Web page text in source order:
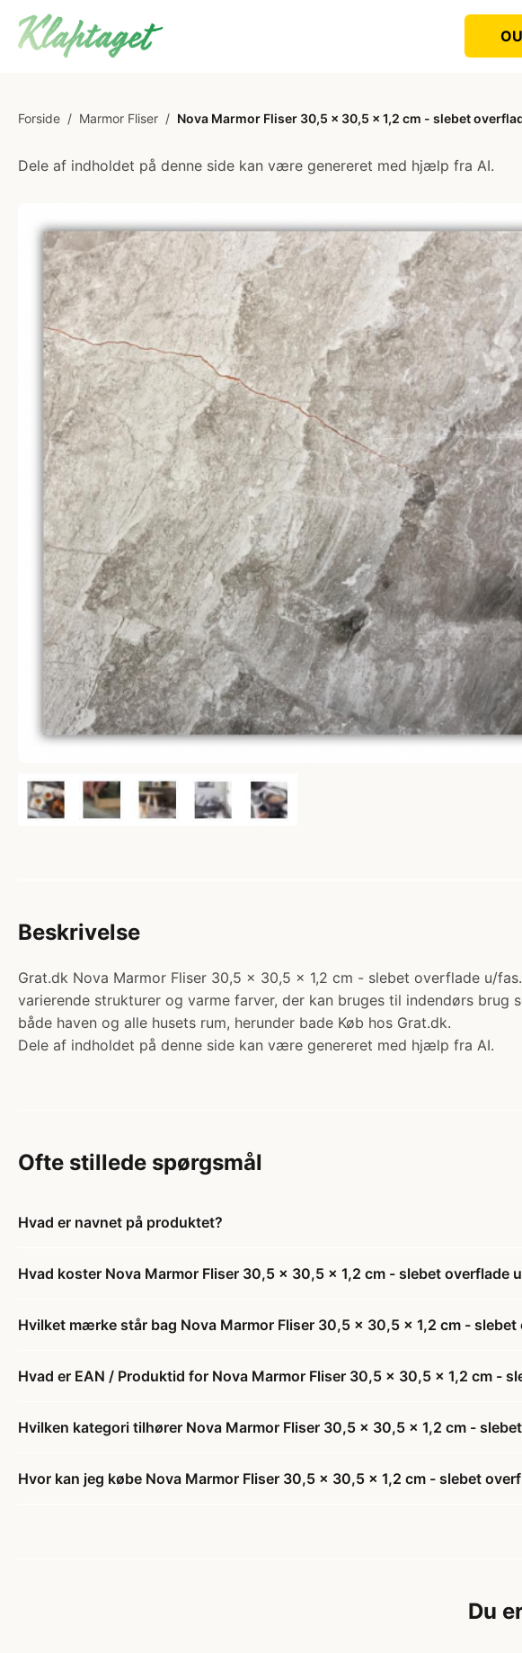
Forside / Marmor Fliser / Nova Marmor Fliser 30,5 x 30,5 x 1,2 cm - slebet
Dele af indholdet på denne side kan være genereret med hjælp fra AI.
Beskrivelse
Grat.dk Nova Marmor Fliser 30,5 x 30,5 x 1,2 cm - slebet overflade u/
varierende strukturer og varme farver, der kan bruges til indendørs
både haven og alle husets rum, herunder bade Køb hos Grat.dk.
Dele af indholdet på denne side kan være genereret med hjælp fra AI.
Ofte stillede spørgsmål
Hvad er navnet på produktet?
Hvad koster Nova Marmor Fliser 30,5 x 30,5 x 1,2 cm - slebet overflade
Hvilket mærke står bag Nova Marmor Fliser 30,5 x 30,5 x 1,2 cm - slebet
Hvad er EAN / Produktid for Nova Marmor Fliser 30,5 x 30,5 x 1,2 cm -
Hvilken kategori tilhører Nova Marmor Fliser 30,5 x 30,5 x 1,2 cm -
Hvor kan jeg købe Nova Marmor Fliser 30,5 x 30,5 x 1,2 cm - slebet
Du